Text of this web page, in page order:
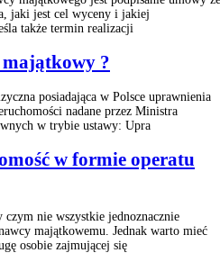
jaki jest cel wyceny i jakiej
także termin realizacji
majątkowy ?
posiadająca w Polsce uprawnienia
nadane przez Ministra
w trybie ustawy: Upra
w formie operatu
nie wszystkie jednoznacznie
majątkowemu. Jednak warto mieć
osobie zajmującej się